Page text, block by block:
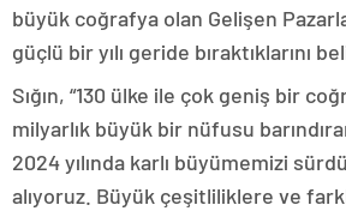
büyük coğrafya olan Gelişen
güçlü bir yılı geride bıraktıklarını
Sığın, “130 ülke ile çok geniş bir
milyarlık büyük bir nüfusu
2024 yılında karlı büyümemizi
alıyoruz. Büyük çeşitliliklere ve